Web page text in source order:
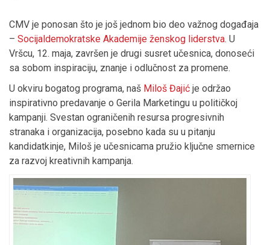
CMV je ponosan što je još jednom bio deo važnog događaja
– Socijaldemokratske Akademije ženskog liderstva. U
Vršcu, 12. maja, završen je drugi susret učesnica, donoseći
sa sobom inspiraciju, znanje i odlučnost za promene.
U okviru bogatog programa, naš Miloš Đajić je održao
inspirativno predavanje o Gerila Marketingu u političkoj
kampanji. Svestan ograničenih resursa progresivnih
stranaka i organizacija, posebno kada su u pitanju
kandidatkinje, Miloš je učesnicama pružio ključne smernice
za razvoj kreativnih kampanja.